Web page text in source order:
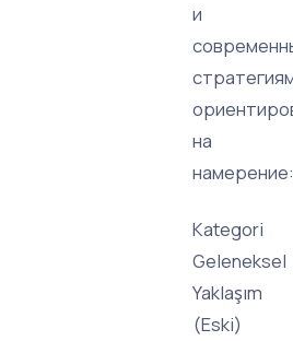
и
на
намерение:
Kategori
Geleneksel
Yaklaşım
(Eski)